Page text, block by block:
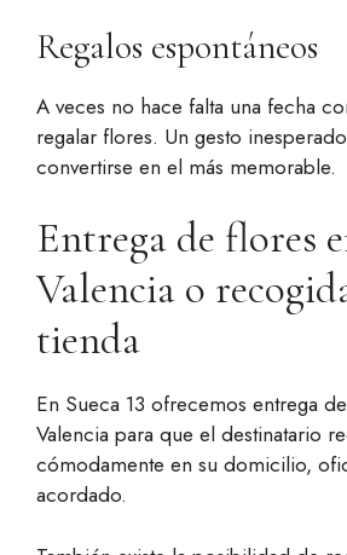
Regalos espontáneos
A veces no hace falta una fecha
regalar flores. Un gesto
convertirse en el más memorable.
Entrega de flores
Valencia o
tienda
En Sueca 13 ofrecemos entrega
Valencia para que el destinatario
cómodamente en su domicilio,
acordado.